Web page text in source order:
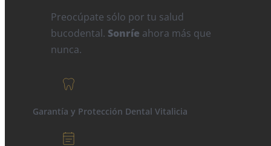
Preocúpate sólo por tu salud
bucodental. Sonríe ahora más que
nunca.
Garantía y Protección Dental Vitalicia